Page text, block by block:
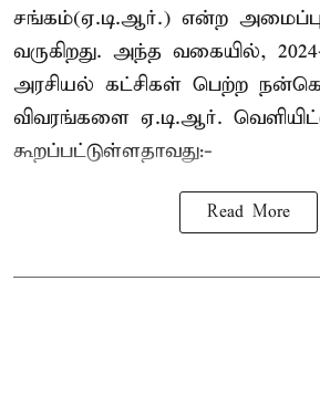
சங்கம்(ஏ.டி.ஆர்.) என்ற அமைப்பு
வருகிறது. அந்த வகையில்,
அரசியல் கட்சிகள் பெற்ற
விவரங்களை ஏ.டி.ஆர்.
கூறப்பட்டுள்ளதாவது:-
Read More